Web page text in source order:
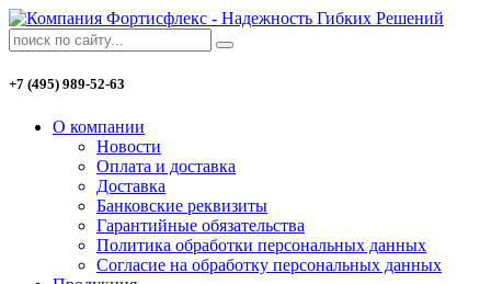
+7 (495) 989-52-63
О компании
Новости
Оплата и доставка
Доставка
Банковские реквизиты
Гарантийные обязательства
Политика обработки персональных данных
Согласие на обработку персональных данных